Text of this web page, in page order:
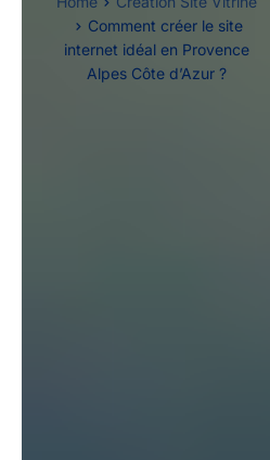
Comment créer le site
internet idéal en Provence
Alpes Côte d’Azur ?